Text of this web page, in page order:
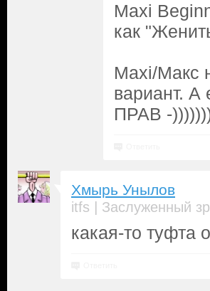
Maxi
как
Maxi/Макс
вариант. А
ПРАВ -
Хмырь Унылов
itfs | Заслуженный
какая-то туфта